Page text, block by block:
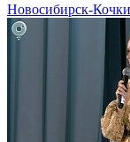
Новосибирск-